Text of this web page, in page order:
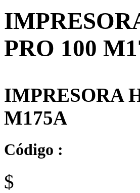
PRO 100
IMPRESORA
M175A
Código :
$